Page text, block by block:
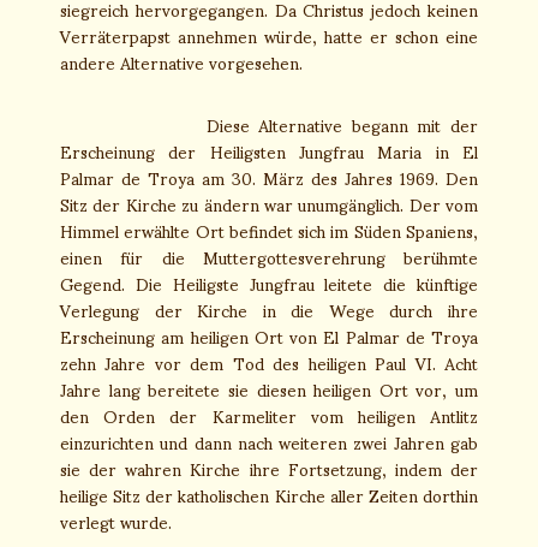
Verräterpapst annehmen würde, hatte er schon eine
andere Alternative vorgesehen.
Diese Alternative begann mit der
Erscheinung der Heiligsten Jungfrau Maria in El
Palmar de Troya am 30. März des Jahres 1969. Den
Sitz der Kirche zu ändern war unumgänglich. Der vom
Himmel erwählte Ort befindet sich im Süden Spaniens,
einen für die Muttergottesverehrung berühmte
Gegend. Die Heiligste Jungfrau leitete die künftige
Verlegung der Kirche in die Wege durch ihre
Erscheinung am heiligen Ort von El Palmar de Troya
zehn Jahre vor dem Tod des heiligen Paul VI. Acht
Jahre lang bereitete sie diesen heiligen Ort vor, um
den Orden der Karmeliter vom heiligen Antlitz
einzurichten und dann nach weiteren zwei Jahren gab
sie der wahren Kirche ihre Fortsetzung, indem der
heilige Sitz der katholischen Kirche aller Zeiten dorthin
verlegt wurde.